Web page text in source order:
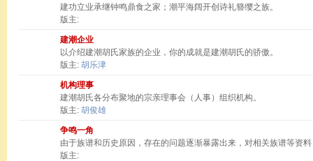
建功立业承继钟鸣鼎食之家；潮平海阔开创诗礼簪缨之族。
版主:
建潮企业
以介绍建潮胡氏家族的企业，你的成就是建潮胡氏的骄傲。
版主: 胡乐津
机构理事
建潮胡氏各分布聚地的宗亲理事会（人事）组织机构。
版主: 胡俊雄
争鸣一角
由于族谱和历史原因，存在的问题逐渐暴露出来，对相关族谱等资
版主: